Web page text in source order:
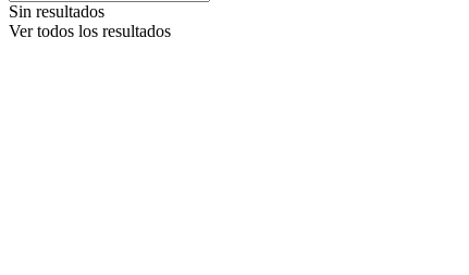
Sin resultados
Ver todos los resultados